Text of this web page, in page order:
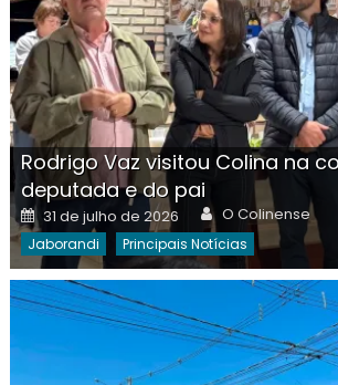
Rodrigo Vaz visitou Colina na
deputada e do pai
Posted
on
31 de julho de 2026 Author
O Colinense
Jaborandi Principais Notícias